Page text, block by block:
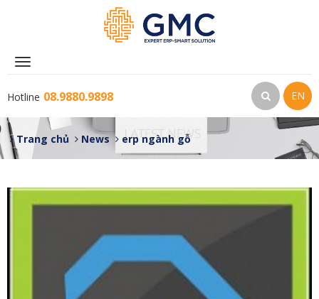
Toggle
Hotline 08.9880.9898 EN
Trang chủ News erp ngành gỗ